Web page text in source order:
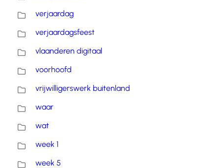
verjaardag
verjaardagsfeest
vlaanderen digitaal
voorhoofd
vrijwilligerswerk buitenland
waar
wat
week 1
week 5